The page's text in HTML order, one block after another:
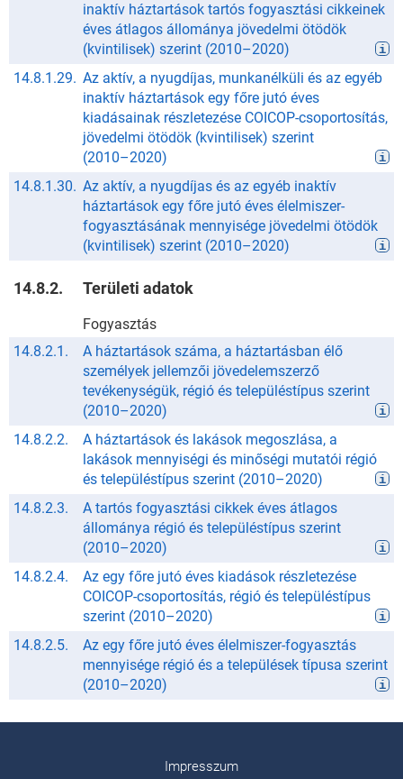
inaktív háztartások tartós fogyasztási cikkeinek
éves átlagos állománya jövedelmi ötödök
(kvintilisek) szerint (2010–2020)
14.8.1.29. Az aktív, a nyugdíjas, munkanélküli és az egyéb
inaktív háztartások egy főre jutó éves
kiadásainak részletezése COICOP-csoportosítás,
jövedelmi ötödök (kvintilisek) szerint
(2010–2020)
14.8.1.30. Az aktív, a nyugdíjas és az egyéb inaktív
háztartások egy főre jutó éves élelmiszer-
fogyasztásának mennyisége jövedelmi ötödök
(kvintilisek) szerint (2010–2020)
14.8.2. Területi adatok
Fogyasztás
14.8.2.1.
A háztartások száma, a háztartásban élő
személyek jellemzői jövedelemszerző
tevékenységük, régió és településtípus szerint
(2010–2020)
14.8.2.2.
A háztartások és lakások megoszlása, a
lakások mennyiségi és minőségi mutatói régió
és településtípus szerint (2010–2020)
14.8.2.3.
A tartós fogyasztási cikkek éves átlagos
állománya régió és településtípus szerint
(2010–2020)
14.8.2.4.
Az egy főre jutó éves kiadások részletezése
COICOP-csoportosítás, régió és településtípus
szerint (2010–2020)
14.8.2.5.
Az egy főre jutó éves élelmiszer-fogyasztás
mennyisége régió és a települések típusa szerint
(2010–2020)
Impresszum